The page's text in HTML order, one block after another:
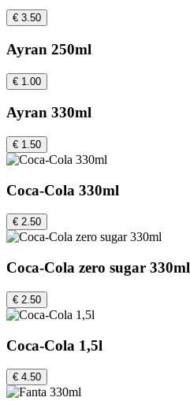
€ 3.50
Ayran 250ml
€ 1.00
Ayran 330ml
€ 1.50
Coca-Cola 330ml
€ 2.50
Coca-Cola zero sugar 330ml
€ 2.50
Coca-Cola 1,5l
€ 4.50